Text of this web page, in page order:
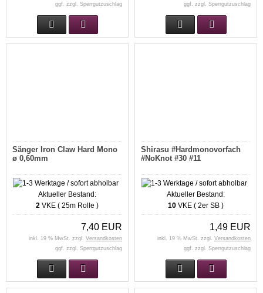
ggf. zzgl. Sperrgutzuschlag
ggf. zzgl. Sperrgutzuschlag
Sänger Iron Claw Hard Mono
ø 0,60mm
Aktueller Bestand:
2 VKE ( 25m Rolle )
7,40 EUR
inkl. 19 % MwSt. zzgl. Versandkosten
ggf. zzgl. Sperrgutzuschlag
Shirasu #Hardmonovorfach
#NoKnot #30 #11
Aktueller Bestand:
10 VKE ( 2er SB )
1,49 EUR
inkl. 19 % MwSt. zzgl. Versandkosten
ggf. zzgl. Sperrgutzuschlag